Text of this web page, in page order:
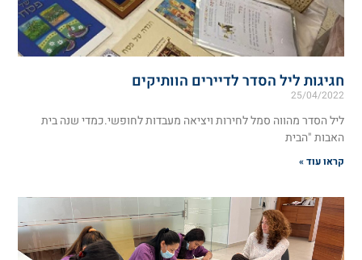
חגיגות ליל הסדר לדיירים הוותיקים
25/04/2022
ליל הסדר מהווה סמל לחירות ויציאה מעבדות לחופשי.כמדי שנה בית
האבות "הבית
קראו עוד »